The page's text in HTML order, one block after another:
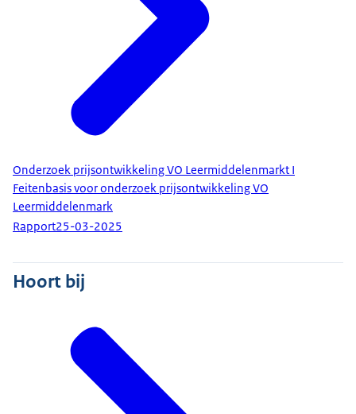
Onderzoek prijsontwikkeling VO Leermiddelenmarkt I
Feitenbasis voor onderzoek prijsontwikkeling VO
Leermiddelenmark
Rapport25-03-2025
Hoort bij